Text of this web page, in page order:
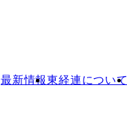
最新情報東経連について